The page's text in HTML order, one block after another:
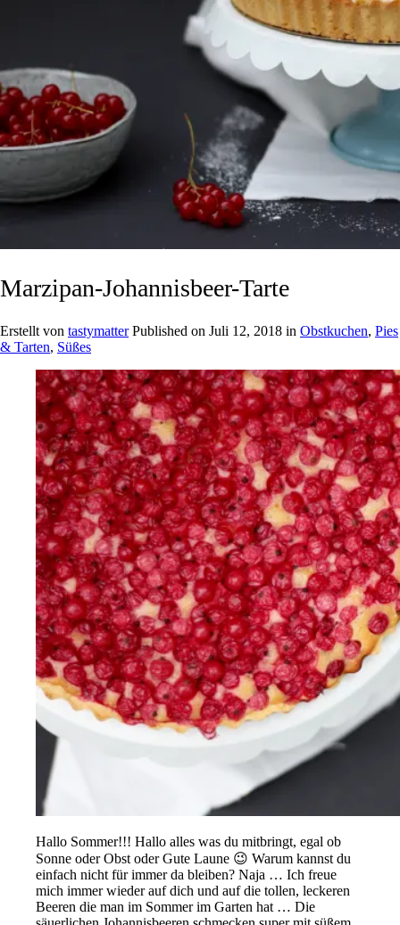
Marzipan-Johannisbeer-Tarte
Erstellt von tastymatter Published on Juli 12, 2018 in Obstkuchen, Pies
& Tarten, Süßes
Hallo Sommer!!! Hallo alles was du mitbringt, egal ob
Sonne oder Obst oder Gute Laune 😉 Warum kannst du
einfach nicht für immer da bleiben? Naja … Ich freue
mich immer wieder auf dich und auf die tollen, leckeren
Beeren die man im Sommer im Garten hat … Die